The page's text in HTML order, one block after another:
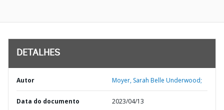
DETALHES
Autor Moyer, Sarah Belle Underwood;
Data do documento 2023/04/13